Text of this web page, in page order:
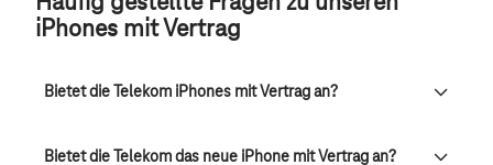
iPhones mit Vertrag
Bietet die Telekom iPhones mit Vertrag an?
Bietet die Telekom das neue iPhone mit Vertrag an?